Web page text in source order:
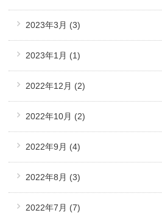
2023年3月 (3)
2023年1月 (1)
2022年12月 (2)
2022年10月 (2)
2022年9月 (4)
2022年8月 (3)
2022年7月 (7)